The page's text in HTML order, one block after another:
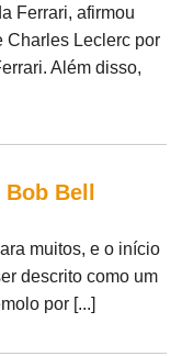
Ferrari, afirmou
Charles Leclerc por
Além disso,
Bell
muitos, e o início
descrito como um
por [...]